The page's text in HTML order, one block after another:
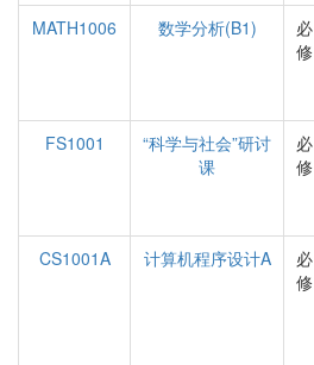
MATH1006
数学分析(B1)
必
修
FS1001
“科学与社会”研讨
课
必
修
CS1001A
计算机程序设计A
必
修